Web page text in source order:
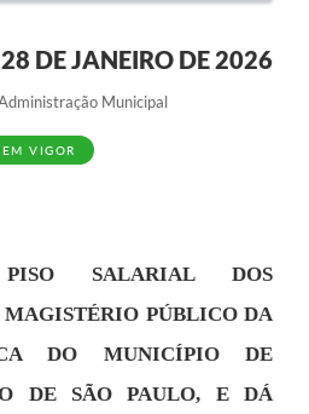
DE JANEIRO DE 2026
Municipal
EM VIGOR
SALARIAL DOS
MAGISTÉRIO PÚBLICO DA
DO MUNICÍPIO DE
DE SÃO PAULO, E DÁ